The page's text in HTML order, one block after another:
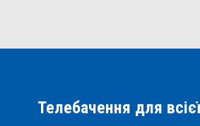
Телебачення для